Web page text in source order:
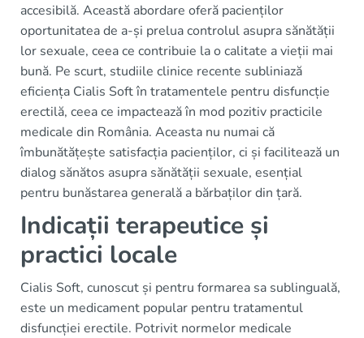
accesibilă. Această abordare oferă pacienților
oportunitatea de a-și prelua controlul asupra sănătății
lor sexuale, ceea ce contribuie la o calitate a vieții mai
bună. Pe scurt, studiile clinice recente subliniază
eficiența Cialis Soft în tratamentele pentru disfuncție
erectilă, ceea ce impactează în mod pozitiv practicile
medicale din România. Aceasta nu numai că
îmbunătățește satisfacția pacienților, ci și facilitează un
dialog sănătos asupra sănătății sexuale, esențial
pentru bunăstarea generală a bărbaților din țară.
Indicații terapeutice și
practici locale
Cialis Soft, cunoscut și pentru formarea sa sublinguală,
este un medicament popular pentru tratamentul
disfuncției erectile. Potrivit normelor medicale